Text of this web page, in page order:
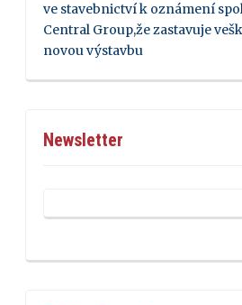
ve stavebnictví k oznámení
Central Group,že zastavuje
novou výstavbu
Newsletter